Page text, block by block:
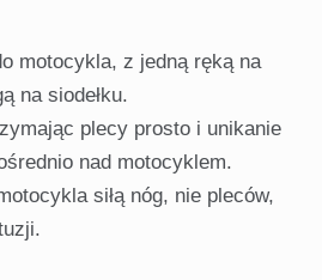
motocykla, z jedną ręką na
na siodełku.
plecy prosto i unikanie
nad motocyklem.
siłą nóg, nie pleców,